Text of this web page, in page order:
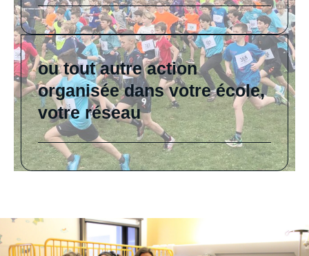
ou tout autre action
organisée dans votre école,
votre réseau